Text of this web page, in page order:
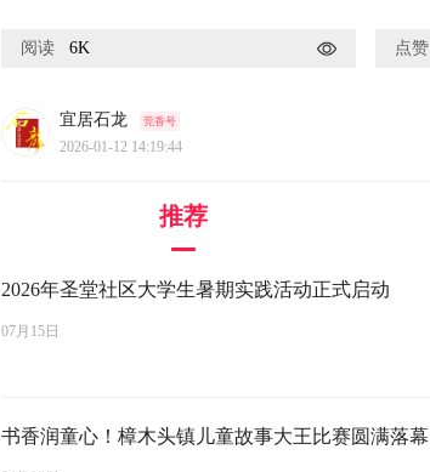
阅读 6K 点赞
宜居石龙 莞香号
2026-01-12 14:19:44
推荐
2026年圣堂社区大学生暑期实践活动正式启动
07月15日
书香润童心！樟木头镇儿童故事大王比赛圆满落幕